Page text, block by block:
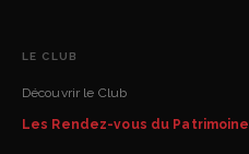
LE CLUB
Découvrir le Club
Les Rendez-vous du Patrimoine